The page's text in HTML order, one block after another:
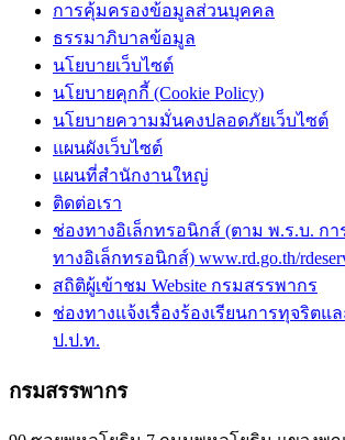
การคุ้มครองข้อมูลส่วนบุคคล
ธรรมาภิบาลข้อมูล
นโยบายเว็บไซต์
นโยบายคุกกี้ (Cookie Policy)
นโยบายความมั่นคงปลอดภัยเว็บไซต์
แผนผังเว็บไซต์
แผนที่สำนักงานใหญ่
ติดต่อเรา
ช่องทางอิเล็กทรอนิกส์ (ตาม พ.ร.บ. ก
ทางอิเล็กทรอนิกส์) www.rd.go.th/
สถิติผู้เข้าชม Website กรมสรรพากร
ช่องทางแจ้งเรื่องร้องเรียนการทุจริต
ป.ป.ท.
กรมสรรพากร